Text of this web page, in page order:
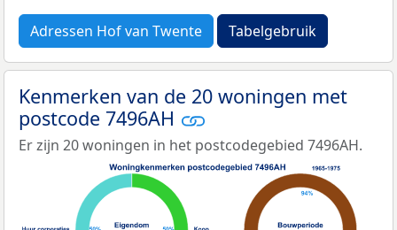
Adressen Hof van Twente Tabelgebruik
Kenmerken van de 20 woningen met
postcode 7496AH
Er zijn 20 woningen in het postcodegebied 7496AH.